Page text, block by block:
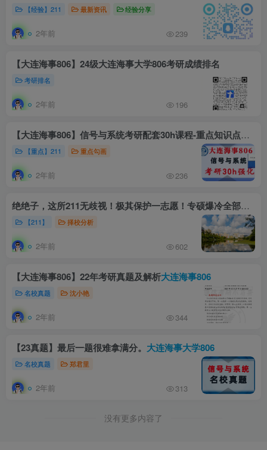
【经验】211 最新资讯 经验分享
2年前 239
【大连海事806】24级大连海事大学806考研成绩排名
考研排名
2年前 196
【大连海事806】信号与系统考研配套30h课程-重点知识点勾画(讲义齐全)-大连海事大学806
【重点】211 重点勾画
2年前 236
绝绝子，这所211无歧视！极其保护一志愿！专硕爆冷全部录取！
【211】 择校分析
2年前 602
【大连海事806】22年考研真题及解析大连海事806
名校真题 沈小艳
2年前 344
【23真题】最后一题很难拿满分。 大连海事大学806
名校真题 郑君里
2年前 313
没有更多内容了